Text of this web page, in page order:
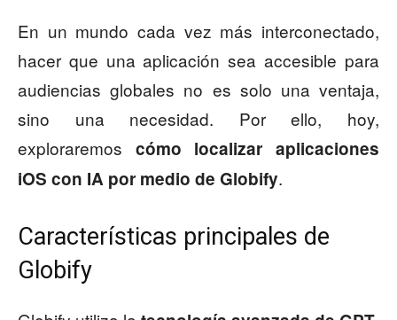
En un mundo cada vez más interconectado,
hacer que una aplicación sea accesible para
audiencias globales no es solo una ventaja,
sino una necesidad. Por ello, hoy,
exploraremos cómo localizar aplicaciones
iOS con IA por medio de Globify.
Características principales de
Globify